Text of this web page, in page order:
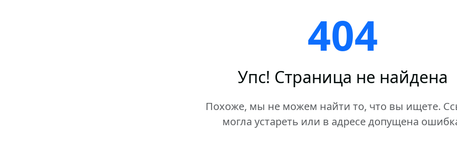
404
Упс! Страница не найдена
Похоже, мы не можем найти то, что вы ищете.
могла устареть или в адресе допущена